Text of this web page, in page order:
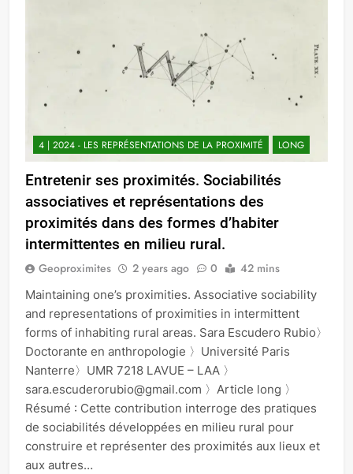
4 | 2024 - LES REPRÉSENTATIONS DE LA PROXIMITÉ LONG
Entretenir ses proximités. Sociabilités
associatives et représentations des
proximités dans des formes d’habiter
intermittentes en milieu rural.
Geoproximites 2 years ago 0 42 mins
Maintaining one’s proximities. Associative sociability
and representations of proximities in intermittent
forms of inhabiting rural areas. Sara Escudero Rubio〉
Doctorante en anthropologie 〉Université Paris
Nanterre〉UMR 7218 LAVUE – LAA 〉
sara.escuderorubio@gmail.com 〉Article long 〉
Résumé : Cette contribution interroge des pratiques
de sociabilités développées en milieu rural pour
construire et représenter des proximités aux lieux et
aux autres…